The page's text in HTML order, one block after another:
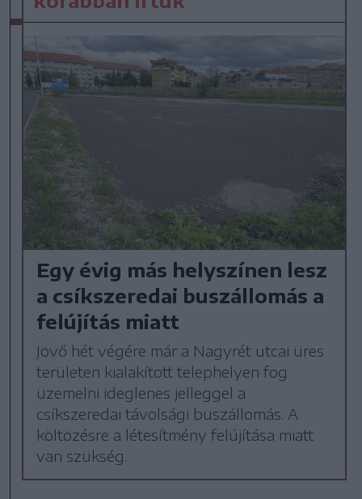
Egy évig más helyszínen lesz
a csíkszeredai buszállomás a
felújítás miatt
Jövő hét végére már a Nagyrét utcai üres
területen kialakított telephelyen fog
üzemelni ideglenes jelleggel a
csíkszeredai távolsági buszállomás. A
költözésre a létesítmény felújítása miatt
van szükség.